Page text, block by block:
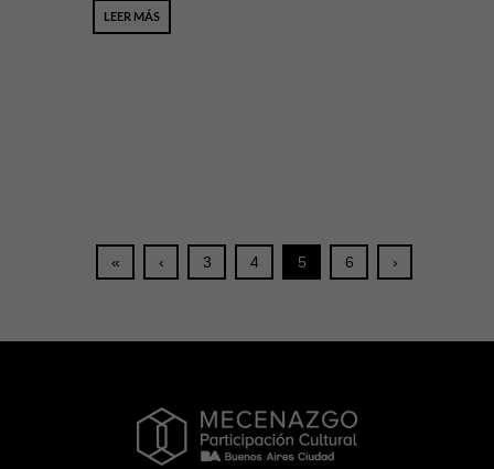
LEER MÁS
« ‹ 3 4 5 6 ›